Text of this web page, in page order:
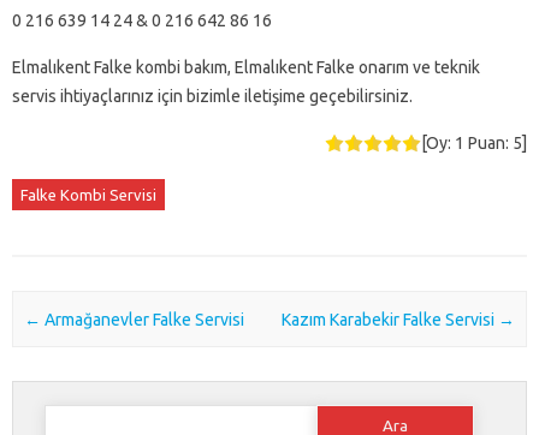
0 216 639 14 24 & 0 216 642 86 16
Elmalıkent Falke kombi bakım, Elmalıkent Falke onarım ve teknik
servis ihtiyaçlarınız için bizimle iletişime geçebilirsiniz.
[Oy: 1 Puan: 5]
Falke Kombi Servisi
Post navigation
← Armağanevler Falke Servisi Kazım Karabekir Falke Servisi →
Arama: